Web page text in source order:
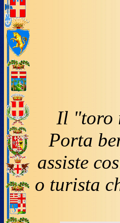
Il "toro
Porta
assiste
o turista